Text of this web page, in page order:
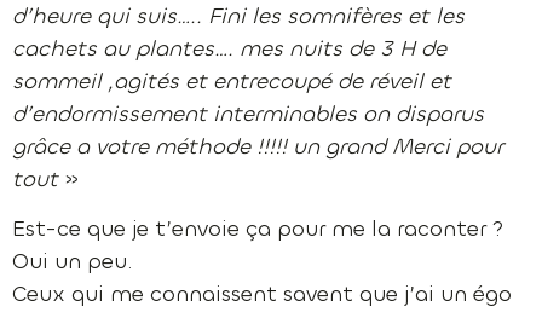
d’heure qui suis….. Fini les somnifères et les
cachets au plantes…. mes nuits de 3 H de
sommeil ,agités et entrecoupé de réveil et
d’endormissement interminables on disparus
grâce a votre méthode !!!!! un grand Merci pour
tout»
Est-ce que je t’envoie ça pour me la raconter ?
Oui un peu.
Ceux qui me connaissent savent que j’ai un égo